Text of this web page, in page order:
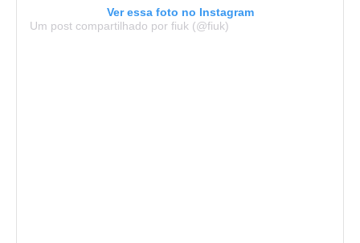
Ver essa foto no Instagram
Um post compartilhado por fiuk (@fiuk)